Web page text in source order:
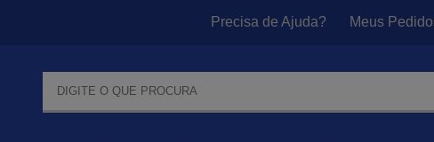
Precisa de Ajuda? Meus